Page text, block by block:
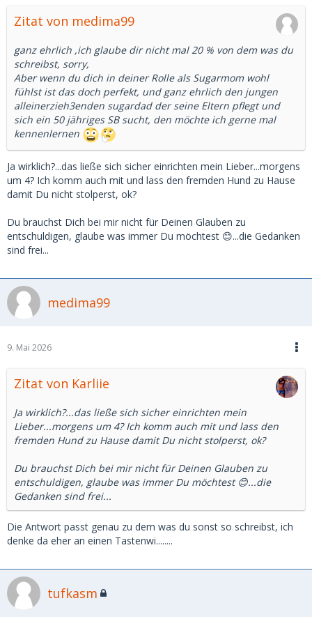
Zitat von medima99
ganz ehrlich ,ich glaube dir nicht mal 20 % von dem was du
schreibst, sorry,
Aber wenn du dich in deiner Rolle als Sugarmom wohl
fühlst ist das doch perfekt, und ganz ehrlich den jungen
alleinerzieh3enden sugardad der seine Eltern pflegt und
sich ein 50 jähriges SB sucht, den möchte ich gerne mal
kennenlernen
Ja wirklich?...das ließe sich sicher einrichten mein Lieber...morgens
um 4? Ich komm auch mit und lass den fremden Hund zu Hause
damit Du nicht stolperst, ok?
Du brauchst Dich bei mir nicht für Deinen Glauben zu
entschuldigen, glaube was immer Du möchtest 😊...die Gedanken
sind frei...
medima99
9. Mai 2026
Zitat von Karliie
Ja wirklich?...das ließe sich sicher einrichten mein
Lieber...morgens um 4? Ich komm auch mit und lass den
fremden Hund zu Hause damit Du nicht stolperst, ok?
Du brauchst Dich bei mir nicht für Deinen Glauben zu
entschuldigen, glaube was immer Du möchtest 😊...die
Gedanken sind frei...
Die Antwort passt genau zu dem was du sonst so schreibst, ich
denke da eher an einen Tastenwi........
tufkasm